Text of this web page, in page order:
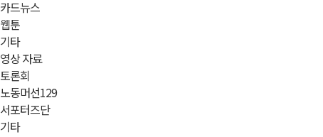
카드뉴스
웹툰
기타
영상 자료
토론회
노동머선129
서포터즈단
기타